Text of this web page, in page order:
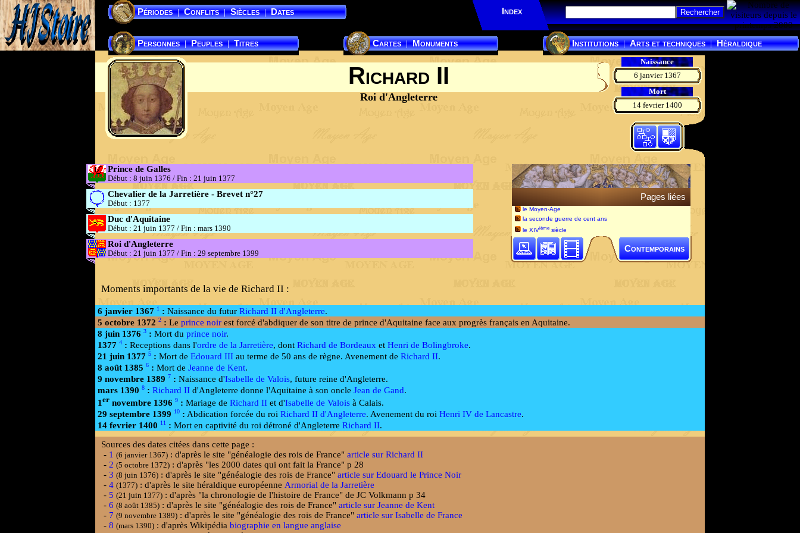
Périodes | Conflits | Siècles | Dates Index
Personnes | Peuples | Titres Cartes | Monuments Institutions | Arts et techniques | Héraldique
Richard II
Roi d'Angleterre
Naissance
6 janvier 1367
Mort
14 fevrier 1400
Prince de Galles
Début : 8 juin 1376 / Fin : 21 juin 1377
Chevalier de la Jarretière - Brevet n°27
Début : 1377
Duc d'Aquitaine
Début : 21 juin 1377 / Fin : mars 1390
Roi d'Angleterre
Début : 21 juin 1377 / Fin : 29 septembre 1399
Pages liées
le Moyen-Age
la seconde guerre de cent ans
le XIVième siècle
Contemporains
Moments importants de la vie de Richard II :
6 janvier 1367 1 : Naissance du futur Richard II d'Angleterre.
5 octobre 1372 2 : Le prince noir est forcé d'abdiquer de son titre de prince d'Aquitaine face aux progrès français en Aquitaine.
8 juin 1376 3 : Mort du prince noir.
1377 4 : Receptions dans l'ordre de la Jarretière, dont Richard de Bordeaux et Henri de Bolingbroke.
21 juin 1377 5 : Mort de Edouard III au terme de 50 ans de règne. Avenement de Richard II.
8 août 1385 6 : Mort de Jeanne de Kent.
9 novembre 1389 7 : Naissance d'Isabelle de Valois, future reine d'Angleterre.
mars 1390 8 : Richard II d'Angleterre donne l'Aquitaine à son oncle Jean de Gand.
1 er novembre 1396 9 : Mariage de Richard II et d'Isabelle de Valois à Calais.
29 septembre 1399 10 : Abdication forcée du roi Richard II d'Angleterre. Avenement du roi Henri IV de Lancastre.
14 fevrier 1400 11 : Mort en captivité du roi détroné d'Angleterre Richard II.
Sources des dates citées dans cette page :
- 1 (6 janvier 1367) : d'après le site "généalogie des rois de France" article sur Richard II
- 2 (5 octobre 1372) : d'après "les 2000 dates qui ont fait la France" p 28
- 3 (8 juin 1376) : d'après le site "généalogie des rois de France" article sur Edouard le Prince Noir
- 4 (1377) : d'après le site héraldique européenne Armorial de la Jarretière
- 5 (21 juin 1377) : d'après "la chronologie de l'histoire de France" de JC Volkmann p 34
- 6 (8 août 1385) : d'après le site "généalogie des rois de France" article sur Jeanne de Kent
- 7 (9 novembre 1389) : d'après le site "généalogie des rois de France" article sur Isabelle de France
- 8 (mars 1390) : d'après Wikipédia biographie en langue anglaise